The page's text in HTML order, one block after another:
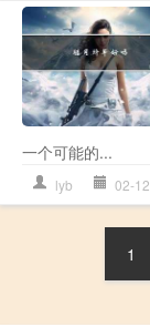
一个可能的...
lyb 02-12
1